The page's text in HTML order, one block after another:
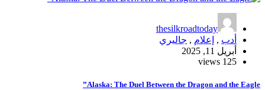
thesilkroadtoday
أدب , إعلام , جاليري
أبريل 11, 2025
125 views
Alaska: The Duel Between the Dragon and the Eagle”